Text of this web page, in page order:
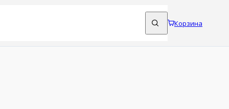
Корзина